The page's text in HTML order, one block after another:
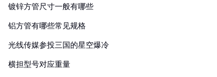
镀锌方管尺寸一般有哪些
铝方管有哪些常见规格
光线传媒参投三国的星空爆冷
横担型号对应重量